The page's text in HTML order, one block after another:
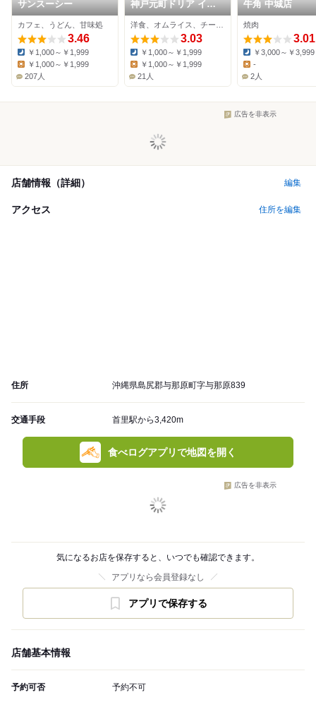
サンスーシー
カフェ、うどん、甘味処
3.46
Dinner:
￥1,000～￥1,999
￥1,000～￥1,999
207人
神戸元町ドリア イオ
ンモール沖縄ライカム
店
3.03
Dinner:
￥1,000～￥1,999
Lunch:
￥1,000～￥1,999
21人
牛角 中城店
焼肉
3.01
Dinner:
￥3,000～￥3,999
Lunch:
-
2人
広告を非表示
店舗情報（詳細） 編集
アクセス 住所を編集
住所 沖縄県島尻郡与那原町字与那原839
交通手段 首里駅から3,420m
食べログアプリで地図を開く
広告を非表示
気になるお店を保存すると、いつでも確認できます。
アプリなら会員登録なし
アプリで保存する
店舗基本情報
予約可否 予約不可